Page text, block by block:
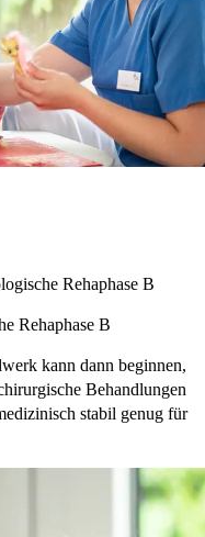
Rehaphase B
Rehaphase B
kann dann beginnen,
Behandlungen
stabil genug für